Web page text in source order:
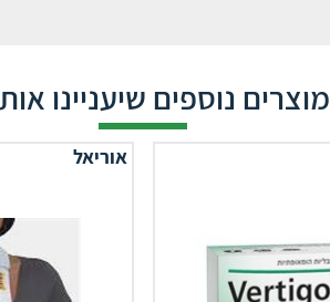
מוצרים נוספים שיעניינו
אוריאל